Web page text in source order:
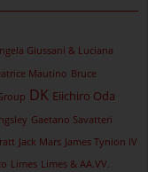
Giussani & Luciana
Mautino Bruce
DK Eiichiro Oda
Gaetano Savatteri
Jack Mars James Tynion IV
Limes Limes & AA.VV.